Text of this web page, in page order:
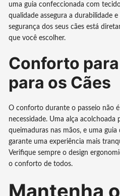
uma guia confeccionada com
qualidade assegura a durabilidade
segurança dos seus cães está
que você escolher.
Conforto
para os Cães
O conforto durante o passeio não
necessidade. Uma alça acolchoada
queimaduras nas mãos, e uma
garante uma experiência mais
Verifique sempre o design
o conforto de todos.
Mantenha